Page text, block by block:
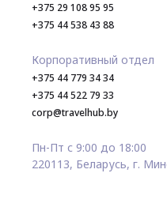
+375 29 108 95 95
+375 44 538 43 88
Корпоративный отдел
+375 44 779 34 34
+375 44 522 79 33
corp@travelhub.by
Пн-Пт с 9:00 до 18:00
220113, Беларусь, г.